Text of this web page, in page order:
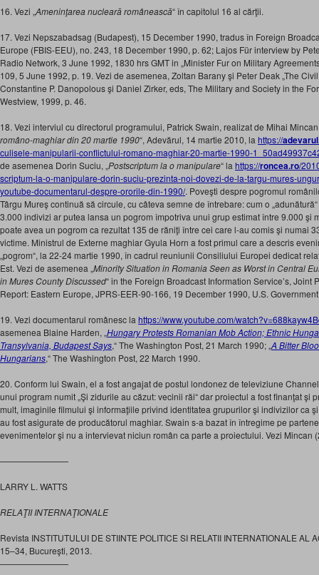
16. Vezi „Ameninţarea nucleară românească“ în capitolul 16 al cărţii.
17. Vezi Nepszabadsag (Budapest), 15 December 1990, tradus în Foreign
Europe (FBIS-EEU), no. 243, 18 December 1990, p. 62; Lajos Für interview by
Radio Network, 3 June 1992, 1830 hrs GMT in „Minister Fur on Military
109, 5 June 1992, p. 19. Vezi de asemenea, Zoltan Barany şi Peter Deak „The
Constantine P. Danopolous şi Daniel Zirker, eds, The Military and Society in the
Westview, 1999, p. 46.
18. Vezi interviul cu directorul programului, Patrick Swain, realizat de Mihai
româno-maghiar din 20 martie 1990“, Adevărul, 14 martie 2010, la https://
culisele-manipularii-conflictului-romano-maghiar-20-martie-1990-
de asemenea Dorin Suciu, „Postscriptum la o manipulare“ la https://roncea.ro/
scriptum-la-o-manipulare-dorin-suciu-prezinta-noi-dovezi-de-la-targu-mures-
youtube-documentarul-despre-ororile-din-1990/. Poveşti despre pogromul
Târgu Mureş continuă să circule, cu câteva semne de întrebare: cum o
3.000 indivizi ar putea lansa un pogrom împotriva unui grup estimat între 9.000 şi
poate avea un pogrom ca rezultat 135 de răniţi între cei care l-au comis şi numai
victime. Ministrul de Externe maghiar Gyula Horn a fost primul care a descris
„pogrom“, la 22-24 martie 1990, în cadrul reuniunii Consiliului Europei dedicat
Est. Vezi de asemenea „Minority Situation in Romania Seen as Worst in Central
in Mures County Discussed“ in the Foreign Broadcast Information Service’s,
Report: Eastern Europe, JPRS-EER-90-166, 19 December 1990, U.S.
19. Vezi documentarul românesc la https://www.youtube.com/
asemenea Blaine Harden, „Hungary Protests Romanian Mob Action; Ethnic
Transylvania, Budapest Says,“ The Washington Post, 21 March 1990; „A Bitter
Hungarians,“ The Washington Post, 22 March 1990.
20. Conform lui Swain, el a fost angajat de postul londonez de televiziune
unui program numit „Şi zidurile au căzut: vecinii răi“ dar proiectul a fost finanţat şi
mult, imaginile filmului şi informaţiile privind identitatea grupurilor şi indivizilor ca
au fost asigurate de producătorul maghiar. Swain s-a bazat în întregime pe
evenimentelor şi nu a intervievat niciun român ca parte a proiectului. Vezi Mincan
————————
LARRY L. WATTS
RELAŢII INTERNAŢIONALE
Revista INSTITUTULUI DE STIINTE POLITICE SI RELATII INTERNATIONALE AL
15–34, Bucureşti, 2013.
————————